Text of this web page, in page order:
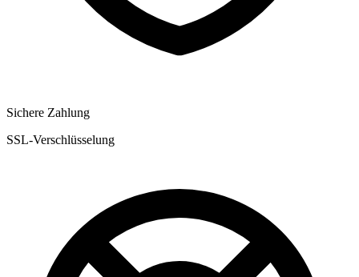
Sichere Zahlung
SSL-Verschlüsselung